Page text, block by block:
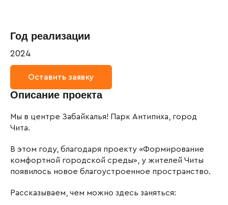
Описание проекта
Мы в центре Забайкалья! Парк Антипиха, город
Чита.
В этом году, благодаря проекту «Формирование
комфортной городской среды», у жителей Читы
появилось новое благоустроенное пространство.
Рассказываем, чем можно здесь заняться:
Год реализации
2024
Оставить заявку